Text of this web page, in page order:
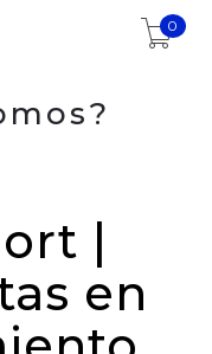
0
|
en